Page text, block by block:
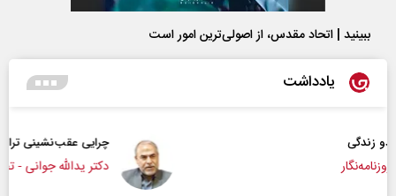
ببینید | اتحاد مقدس، از اصولی‌ترین امور است
یادداشت
چرایی عقب‌نشینی ترامپ؟
دکتر یدالله جوانی - تحلیلگر مسائل سیاسی